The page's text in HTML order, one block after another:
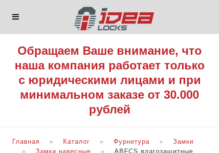
Обращаем Ваше внимание, что
наша компания работает только
с юридическими лицами и при
минимальном заказе от 30.000
рублей
Главная Каталог Фурнитура
Замки
Замки навесные
ABFCS влагозащитные